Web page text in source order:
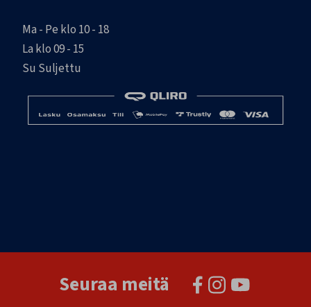
Ma - Pe klo 10 - 18
La klo 09 - 15
Su Suljettu
Seuraa meitä